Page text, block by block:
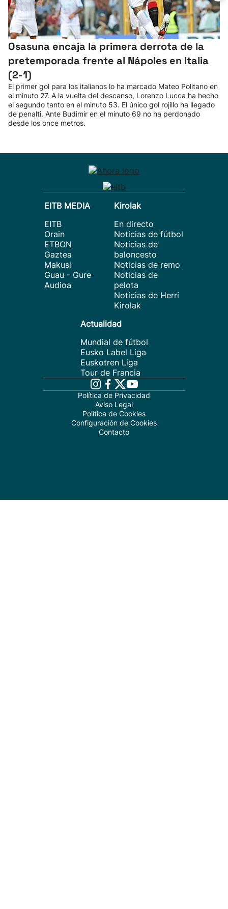
Osasuna encaja la primera derrota de la
pretemporada frente al Nápoles en Italia
(2-1)
El primer gol para los italianos lo ha marcado Mateo Politano en
el minuto 27. A la vuelta del descanso, Lorenzo Lucca ha hecho
el segundo tanto en el minuto 53. El único gol rojillo ha llegado
de penalti. Ante Budimir en el minuto 69 no ha perdonado
desde los once metros.
EITB MEDIA
EITB
Orain
ETBON
Gaztea
Makusi
Guau - Gure
Audioa
Kirolak
En directo
Noticias de fútbol
Noticias de
baloncesto
Noticias de remo
Noticias de
pelota
Noticias de Herri
Kirolak
Actualidad
Mundial de fútbol
Eusko Label Liga
Euskotren Liga
Tour de Francia
Política de Privacidad
Aviso Legal
Política de Cookies
Configuración de Cookies
Contacto